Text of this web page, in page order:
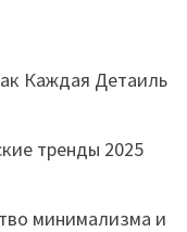
Каждая Детаиль
тренды 2025
минимализма и